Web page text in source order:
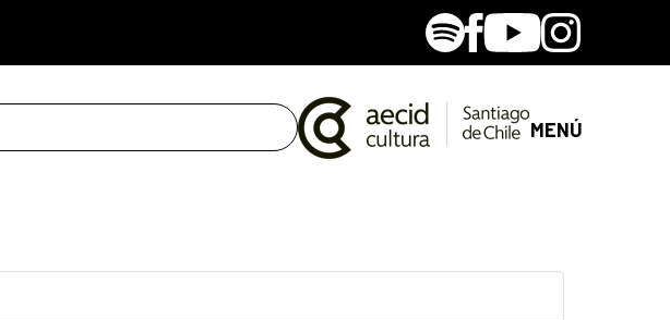
SpotifyFacebook
YoutubeInstagram
MENÚ